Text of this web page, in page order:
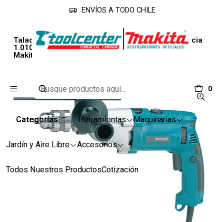
0
Categorías Herramientas Maquinarias
Jardín y Aire Libre Accesorios
Todos Nuestros ProductosCotización
ENVÍOS A TODO CHILE
Inicio Línea Industrial
Taladros
Taladro De Percusión HP2070FX de 16mm.Potencia
1.010 W Reversible con Maleta y Sist Iluminación
Makita